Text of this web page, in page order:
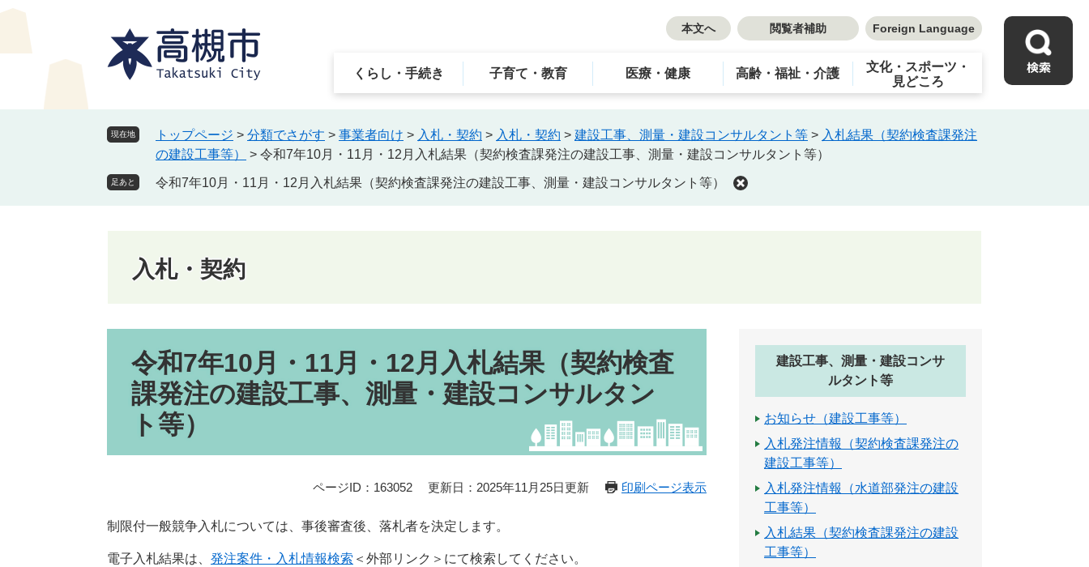
ペ
メ
本文へ 閲覧者補助 Foreign Language
くらし・手続き 子育て・教育 医療・健康 高齢・福祉・介護
文化・スポーツ・
見どころ
現在地 トップページ > 分類でさがす > 事業者向け > 入札・契約 > 入札・契約 > 建設工事、測量・建設コンサルタント等 > 入札結果（契約検査課発注
の建設工事等）
> 令和7年10月・11月・12月入札結果（契約検査課発注の建設工事、測量・建設コンサルタント等）
足あと 令和7年10月・11月・12月入札結果（契約検査課発注の建設工事、測量・建設コンサルタント等）
入札・契約
令和7年10月・11月・12月入札結果（契約検査
課発注の建設工事、測量・建設コンサルタン
ト等）
ページID：163052 更新日：2025年11月25日更新 印刷ページ表示
制限付一般競争入札については、事後審査後、落札者を決定します。
電子入札結果は、 発注案件・入札情報検索 ＜外部リンク＞ にて検索してください。
建設工事、測量・建設コンサ
ルタント等
お知らせ（建設工事等）
入札発注情報（契約検査課発注の
建設工事等）
入札発注情報（水道部発注の建設
工事等）
入札結果（契約検査課発注の建設
工事等）